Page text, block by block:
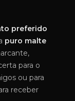
preferido
puro malte
para o
ou para
receber